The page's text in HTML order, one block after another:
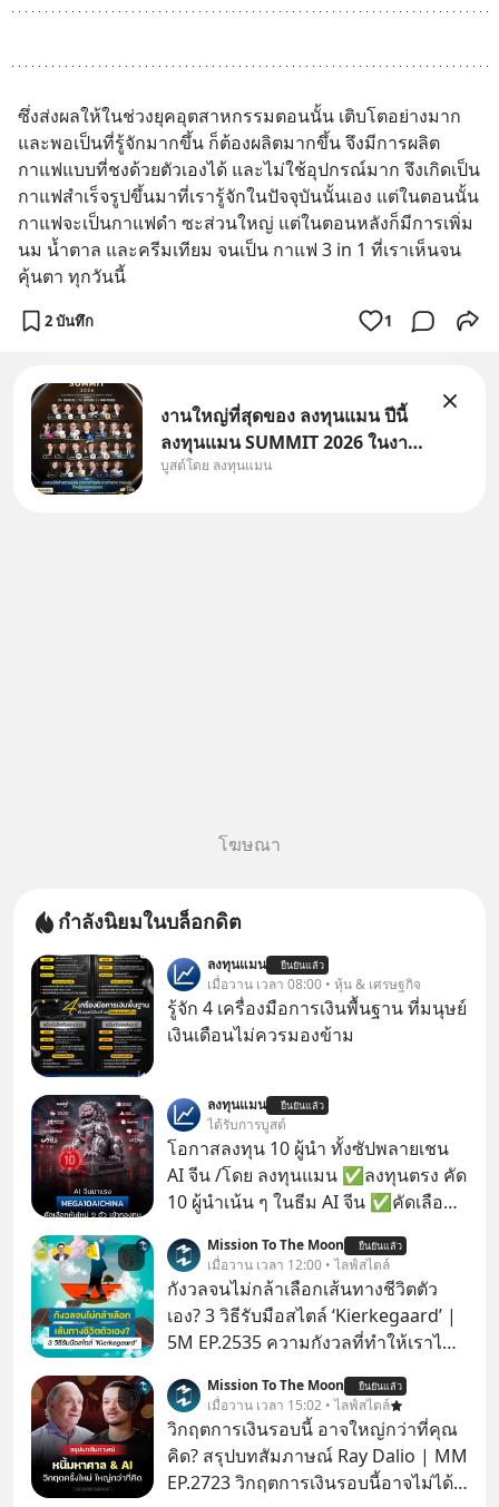
ซึ่งส่งผลให้ในช่วงยุคอุตสาหกรรมตอนนั้น เติบโตอย่างมาก
และพอเป็นที่รู้จักมากขึ้น ก็ต้องผลิตมากขึ้น จึงมีการผลิต
กาแฟแบบที่ชงด้วยตัวเองได้ และไม่ใช้อุปกรณ์มาก จึงเกิดเป็น
กาแฟสำเร็จรูปขึ้นมาที่เรารู้จักในปัจจุบันนั้นเอง แต่ในตอนนั้น
กาแฟจะเป็นกาแฟดำ ซะส่วนใหญ่ แต่ในตอนหลังก็มีการเพิ่ม
นม น้ำตาล และครีมเทียม จนเป็น กาแฟ 3 in 1 ที่เราเห็นจน
คุ้นตา ทุกวันนี้
2 บันทึก 1
งานใหญ่ที่สุดของ ลงทุนแมน ปีนี้
ลงทุนแมน SUMMIT 2026 ในงาน
นี้จะมีเจ้าของธุรกิจ Dr.PONG,
บูสต์โดย ลงทุนแมน
โฆษณา
กำลังนิยมในบล็อกดิต
ลงทุนแมน ยืนยันแล้ว
เมื่อวาน เวลา 08:00 • หุ้น & เศรษฐกิจ
รู้จัก 4 เครื่องมือการเงินพื้นฐาน ที่มนุษย์
เงินเดือนไม่ควรมองข้าม
ลงทุนแมน ยืนยันแล้ว
ได้รับการบูสต์
โอกาสลงทุน 10 ผู้นำ ทั้งซัปพลายเชน
AI จีน /โดย ลงทุนแมน ✅ลงทุนตรง คัด
10 ผู้นำเน้น ๆ ในธีม AI จีน ✅คัดเลือก
เจ้าของผู้นำ AI จีน ตั้งแต่โรงงานผลิตชิป
หน่วยความจำ โมเดล AI ยันหุ่นยนต์
✅ได้การรับยกเว้นภาษี Capital Gain
ตามกฎหมายภาษีของประเทศไทย
Mission To The Moon ยืนยันแล้ว
เมื่อวาน เวลา 12:00 • ไลฟ์สไตล์
กังวลจนไม่กล้าเลือกเส้นทางชีวิตตัว
เอง? 3 วิธีรับมือสไตล์ ‘Kierkegaard’ |
5M EP.2535 ความกังวลที่ทำให้เราไม่
เรื่องใหญ่ หรือแม้แต่เรื่องสำคัญของ
ชีวิตเกิดจากการที่เรามี ‘อิสรภาพ’ และมี
ทางเลือกมากมาย ซึ่งเมื่อเทียบกับสัตว์
แล้วก็จะเห็นความแตกต่างได้ชัดว่าเรา
Mission To The Moon ยืนยันแล้ว
เมื่อวาน เวลา 15:02 • ไลฟ์สไตล์
วิกฤตการเงินรอบนี้ อาจใหญ่กว่าที่คุณ
คิด? สรุปบทสัมภาษณ์ Ray Dalio | MM
EP.2723 วิกฤตการเงินรอบนี้อาจไม่ได้